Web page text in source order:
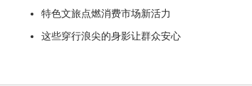
特色文旅点燃消费市场新活力
这些穿行浪尖的身影让群众安心